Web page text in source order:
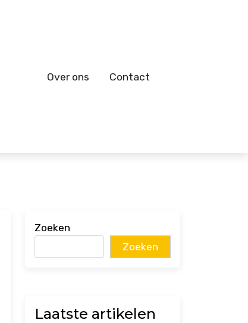
Over ons Contact
Zoeken
Zoeken
Laatste artikelen